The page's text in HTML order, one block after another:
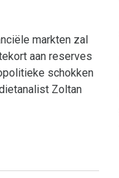
markten zal
aan reserves
schokken
Zoltan